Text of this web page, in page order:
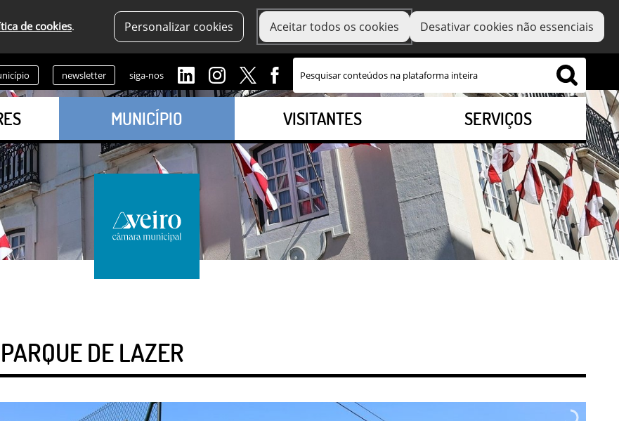
de cookies. Personalizar cookies Aceitar todos os cookies Desativar cookies não essenciais
newsletter siga-nos
MUNICÍPIO VISITANTES SERVIÇOS
DE LAZER